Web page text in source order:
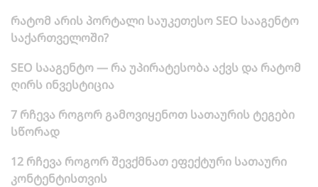
რატომ არის პორტალი საუკეთესო SEO სააგენტო
საქართველოში?
SEO სააგენტო — რა უპირატესობა აქვს და რატომ
ღირს ინვესტიცია
7 რჩევა როგორ გამოვიყენოთ სათაურის ტეგები
სწორად
12 რჩევა როგორ შევქმნათ ეფექტური სათაური
კონტენტისთვის